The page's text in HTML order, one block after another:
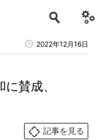
2022年12月16日
賛成、
記事を見る